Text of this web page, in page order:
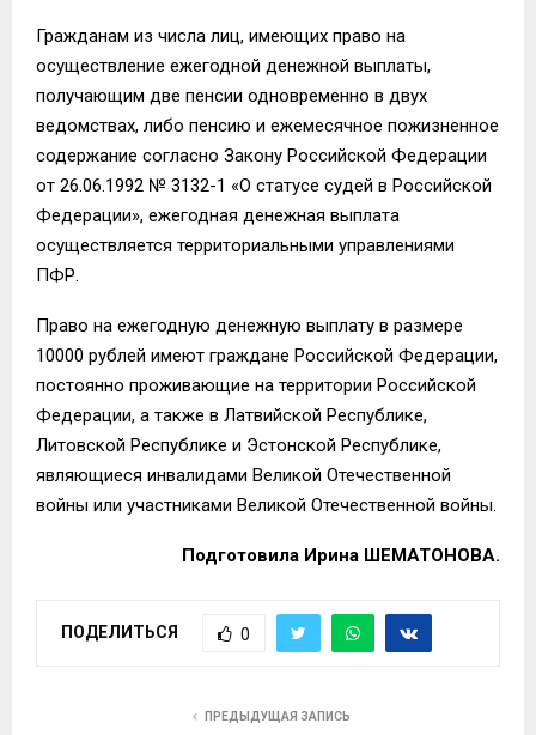
Гражданам из числа лиц, имеющих право на
осуществление ежегодной денежной выплаты,
получающим две пенсии одновременно в двух
ведомствах, либо пенсию и ежемесячное пожизненное
содержание согласно Закону Российской Федерации
от 26.06.1992 № 3132-1 «О статусе судей в Российской
Федерации», ежегодная денежная выплата
осуществляется территориальными управлениями
ПФР.
Право на ежегодную денежную выплату в размере
10000 рублей имеют граждане Российской Федерации,
постоянно проживающие на территории Российской
Федерации, а также в Латвийской Республике,
Литовской Республике и Эстонской Республике,
являющиеся инвалидами Великой Отечественной
войны или участниками Великой Отечественной войны.
Подготовила Ирина ШЕМАТОНОВА.
ПОДЕЛИТЬСЯ 0
ПРЕДЫДУЩАЯ ЗАПИСЬ